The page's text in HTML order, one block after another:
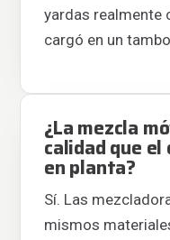
yardas realmente
cargó en un
¿La mezcla
calidad que
en planta?
Sí. Las
mismos